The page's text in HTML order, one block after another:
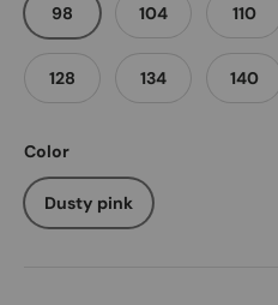
98 104 110
128 134 140
Color
Dusty pink